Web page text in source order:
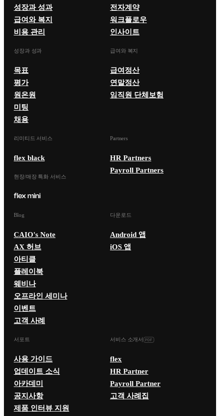
성장과 성과
급여와 복지
비용 관리
전자계약
워크플로우
인사이트
성장과 성과
목표
평가
원온원
미팅
채용
급여와 복지
급여정산
연말정산
임직원 단체보험
리미티드 서비스
flex black
현장/매장 특화 서비스
Partners
HR Partners
Payroll Partners
Blog
CAIO's Note
AX 허브
아티클
플레이북
웨비나
오프라인 세미나
이벤트
고객 사례
다운로드
Android 앱
iOS 앱
서포트
사용 가이드
업데이트 소식
아카데미
공지사항
제품 인터뷰 지원
서비스 소개서
flex
HR Partner
Payroll Partner
고객 사례집